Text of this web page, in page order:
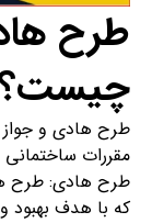
طرح
طرح هادی و
مقررات
طرح هادی: طرح
که با هدف بهبود